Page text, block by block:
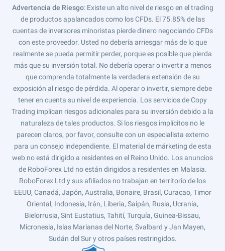
Advertencia de Riesgo: Existe un alto nivel de riesgo en el trading
de productos apalancados como los CFDs. El 75.85% de las
cuentas de inversores minoristas pierde dinero negociando CFDs
con este proveedor. Usted no debería arriesgar más de lo que
realmente se pueda permitir perder, porque es posible que pierda
más que su inversión total. No debería operar o invertir a menos
que comprenda totalmente la verdadera extensión de su
exposición al riesgo de pérdida. Al operar o invertir, siempre debe
tener en cuenta su nivel de experiencia. Los servicios de Copy
Trading implican riesgos adicionales para su inversión debido a la
naturaleza de tales productos. Si los riesgos implícitos no le
parecen claros, por favor, consulte con un especialista externo
para un consejo independiente. El material de márketing de esta
web no está dirigido a residentes en el Reino Unido. Los anuncios
de RoboForex Ltd no están dirigidos a residentes en Malasia.
RoboForex Ltd y sus afiliados no trabajan en territorio de los
EEUU, Canadá, Japón, Australia, Bonaire, Brasil, Curaçao, Timor
Oriental, Indonesia, Irán, Liberia, Saipán, Rusia, Ucrania,
Bielorrusia, Sint Eustatius, Tahití, Turquía, Guinea-Bissau,
Micronesia, Islas Marianas del Norte, Svalbard y Jan Mayen,
Sudán del Sur y otros países restringidos.